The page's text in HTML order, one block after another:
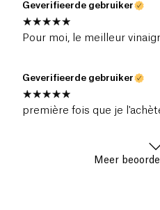
Geverifieerde gebruiker
Pour moi, le meilleur
Geverifieerde gebruiker
première fois que je
Meer